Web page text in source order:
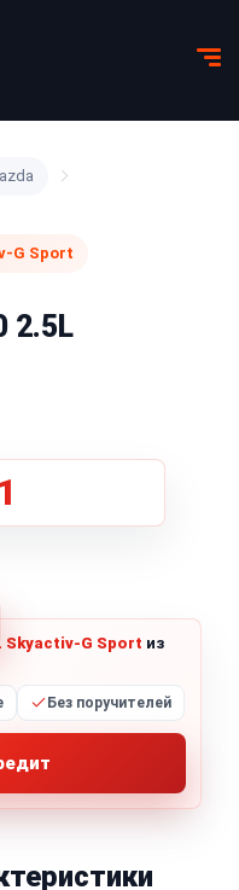
G Sport
2.5L
Skyactiv-G Sport из
Без поручителей